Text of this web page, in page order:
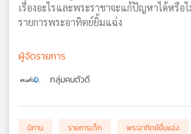
เรื่องอะไรและพระราชาจะแก้ปัญหาได้หรือ
รายการพระอาทิตย์ยิ้มแฉ่ง
ผู้จัดรายการ
กลุ่มคนตัวดี
นิทาน รายการเด็ก พระอาทิตย์ยิ้มแฉ่ง